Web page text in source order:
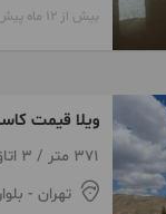
بیش از 12 ماه پیش
ویلا قیمت
اغشت
371 متر / 3 اتاق / ساخت 1400
تهران -